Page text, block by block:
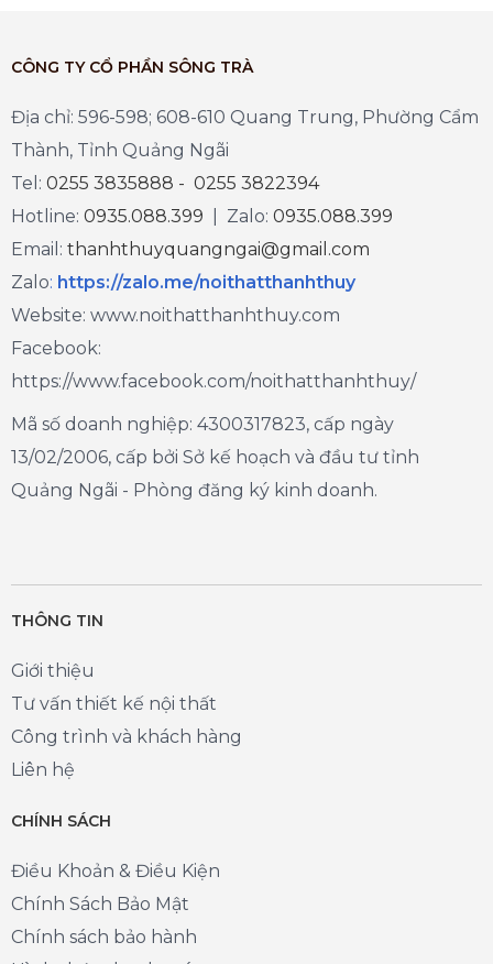
CÔNG TY CỔ PHẦN SÔNG TRÀ
Địa chỉ: 596-598; 608-610 Quang Trung, Phường Cẩm
Thành, Tỉnh Quảng Ngãi
Tel: 0255 3835888 - 0255 3822394
Hotline: 0935.088.399 | Zalo: 0935.088.399
Email: thanhthuyquangngai@gmail.com
Zalo: https://zalo.me/noithatthanhthuy
Website: www.noithatthanhthuy.com
Facebook:
https://www.facebook.com/noithatthanhthuy/
Mã số doanh nghiệp: 4300317823, cấp ngày
13/02/2006, cấp bởi Sở kế hoạch và đầu tư tỉnh
Quảng Ngãi - Phòng đăng ký kinh doanh.
THÔNG TIN
Giới thiệu
Tư vấn thiết kế nội thất
Công trình và khách hàng
Liên hệ
CHÍNH SÁCH
Điều Khoản & Điều Kiện
Chính Sách Bảo Mật
Chính sách bảo hành